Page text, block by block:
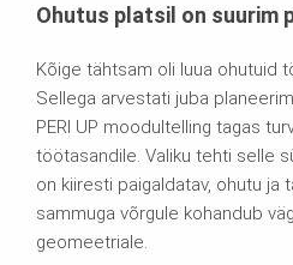
Ohutus platsil on suurim
Kõige tähtsam oli luua ohutuid
Sellega arvestati juba
PERI UP moodultelling tagas
töötasandile. Valiku tehti selle
on kiiresti paigaldatav, ohutu ja
sammuga võrgule kohandub
geomeetriale.